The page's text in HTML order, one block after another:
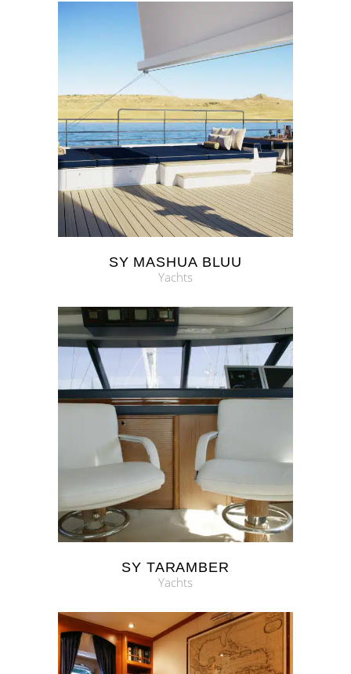
SY MASHUA BLUU
Yachts
SY TARAMBER
Yachts